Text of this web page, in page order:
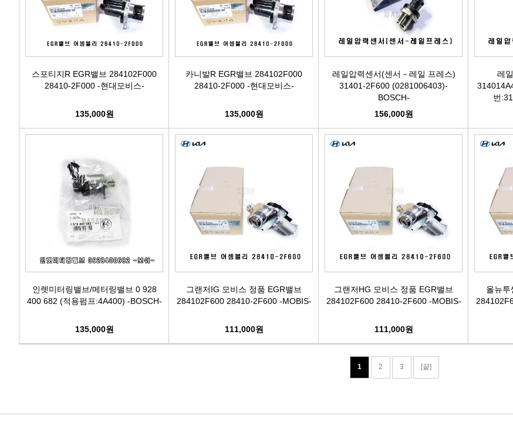
스포티지R EGR밸브 284102F000
28410-2F000 -현대모비스-
135,000원
카니발R EGR밸브 284102F000
28410-2F000 -현대모비스-
135,000원
레일압력센서(센서－레일 프레스)
31401-2F600 (0281006403)-
BOSCH-
156,000원
레
번
인렛미터링밸브/메터링밸브 0 928
400 682 (적용펌프:4A400) -BOSCH-
135,000원
그랜저IG 모비스 정품 EGR밸브
284102F600 28410-2F600 -MOBIS-
111,000원
그랜저HG 모비스 정품 EGR밸브
284102F600 28410-2F600 -MOBIS-
111,000원
올뉴투
1 2 3 [끝]